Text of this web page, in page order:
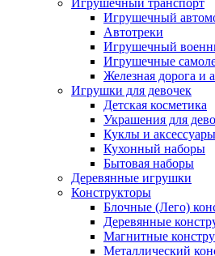
Игрушечный транспорт
Игрушечный
Aвтотреки
Игрушечный
Игрушечные
Железная дорога и
Игрушки для девочек
Детская косметика
Украшения для
Куклы и аксессуары
Кухонный наборы
Бытовая наборы
Деревянные игрушки
Конструкторы
Блочные (Лего)
Деревянные
Магнитные
Металлический